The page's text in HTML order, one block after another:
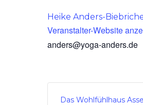
Heike Anders-
Veranstalter-Website
anders@yoga-anders.de
Das Wohlfühlhaus